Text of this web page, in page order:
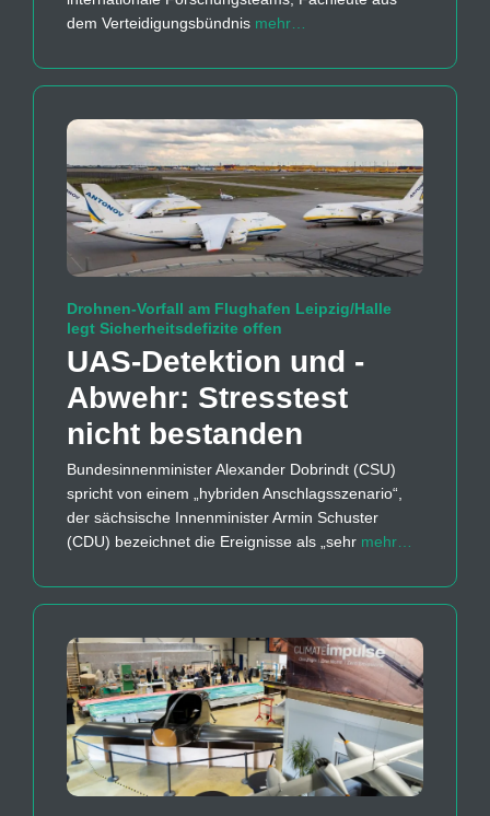
dem Verteidigungsbündnis mehr…
Drohnen-Vorfall am Flughafen Leipzig/Halle
legt Sicherheitsdefizite offen
UAS-Detektion und -
Abwehr: Stresstest
nicht bestanden
Bundesinnenminister Alexander Dobrindt (CSU)
spricht von einem „hybriden Anschlagsszenario“,
der sächsische Innenminister Armin Schuster
(CDU) bezeichnet die Ereignisse als „sehr mehr…